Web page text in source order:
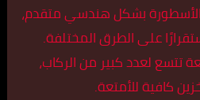
بشكل هندسي متقدم،
على الطرق المختلفة.
تتسع لعدد كبير من الركاب،
كافية للأمتعة.